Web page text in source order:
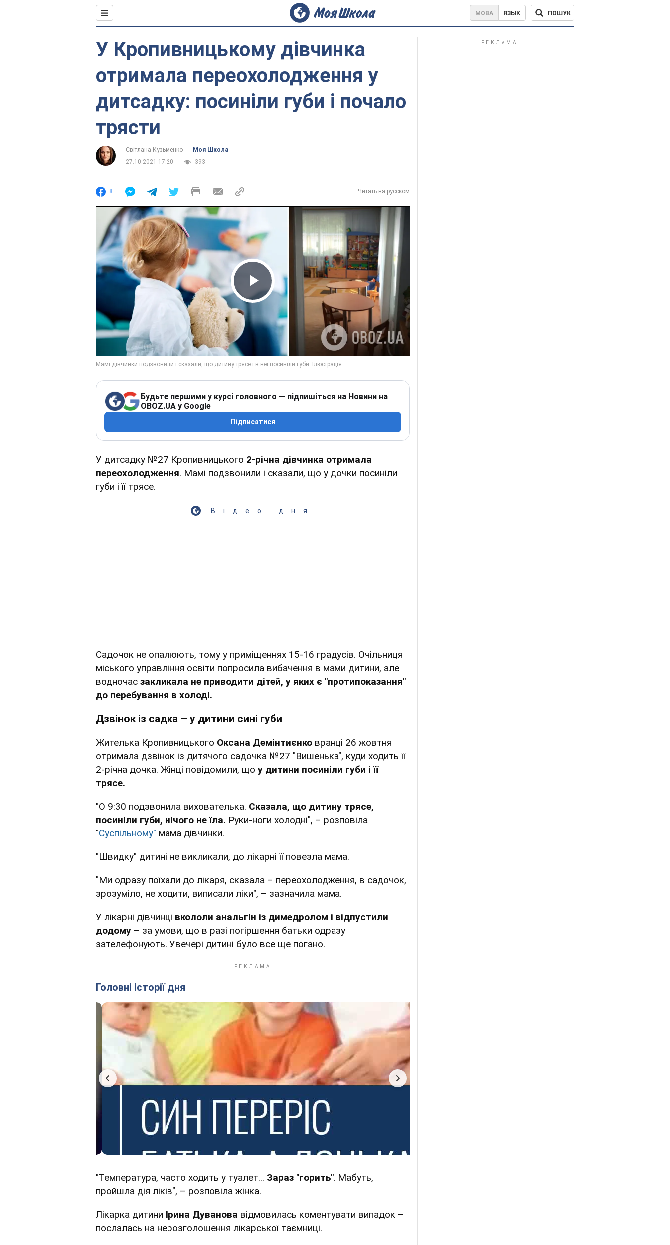
МОВА ЯЗЫК ПОШУК
У Кропивницькому дівчинка
отримала переохолодження у
дитсадку: посиніли губи і почало
трясти
Світлана Кузьменко
Моя Школа
27.10.2021 17:20
393
8 Читать на русском
Play Video
Будьте першими у курсі головного — підпишіться на Новини на
OBOZ.UA у Google
Підписатися
У дитсадку №27 Кропивницького 2-річна дівчинка отримала
переохолодження. Мамі подзвонили і сказали, що у дочки посиніли
губи і її трясе.
Відео дня
Садочок не опалюють, тому у приміщеннях 15-16 градусів. Очільниця
міського управління освіти попросила вибачення в мами дитини, але
водночас закликала не приводити дітей, у яких є "протипоказання"
до перебування в холоді.
Дзвінок із садка – у дитини сині губи
Жителька Кропивницького Оксана Демінтиєнко вранці 26 жовтня
отримала дзвінок із дитячого садочка №27 "Вишенька", куди ходить її
2-річна дочка. Жінці повідомили, що у дитини посиніли губи і її
трясе.
"О 9:30 подзвонила вихователька. Сказала, що дитину трясе,
посиніли губи, нічого не їла. Руки-ноги холодні", – розповіла
"Суспільному" мама дівчинки.
"Швидку" дитині не викликали, до лікарні її повезла мама.
"Ми одразу поїхали до лікаря, сказала – переохолодження, в садочок,
зрозуміло, не ходити, виписали ліки", – зазначила мама.
У лікарні дівчинці вкололи анальгін із димедролом і відпустили
додому – за умови, що в разі погіршення батьки одразу
зателефонують. Увечері дитині було все ще погано.
Головні історії дня
"Температура, часто ходить у туалет... Зараз "горить". Мабуть,
пройшла дія ліків", – розповіла жінка.
Лікарка дитини Ірина Дуванова відмовилась коментувати випадок –
послалась на нерозголошення лікарської таємниці.